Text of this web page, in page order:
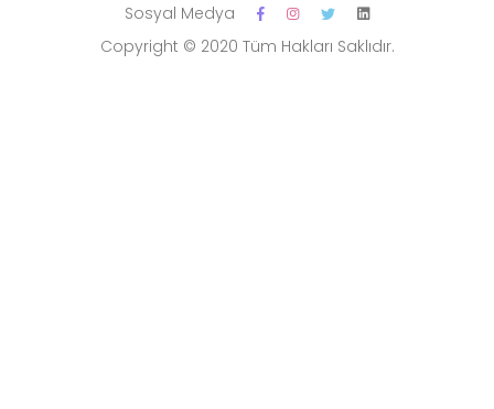
Copyright © 2020 Tüm Hakları Saklıdır.
Sosyal Medya